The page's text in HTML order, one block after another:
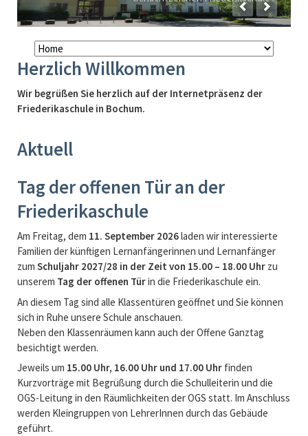
Navigation
überspringen
Herzlich Willkommen
Wir begrüßen Sie herzlich auf der Internetpräsenz der
Friederikaschule in Bochum.
Aktuell
Tag der offenen Tür an der
Friederikaschule
Am Freitag, dem 11. September 2026laden wir interessierte
Familien der künftigen Lernanfängerinnen und Lernanfänger
zum Schuljahr 2027/28 in der Zeit von 15.00 – 18.00 Uhrzu
unserem Tag der offenen Türin die Friederikaschule ein.
An diesem Tag sind alle Klassentüren geöffnet und Sie können
sich in Ruhe unsere Schule anschauen.
Neben den Klassenräumen kann auch der Offene Ganztag
besichtigt werden.
Jeweils um 15.00 Uhr, 16.00 Uhr und 17.00 Uhrfinden
Kurzvorträge mit Begrüßung durch die Schulleiterin und die
OGS-Leitung in den Räumlichkeiten der OGS statt. Im Anschluss
werden Kleingruppen von LehrerInnen durch das Gebäude
geführt.